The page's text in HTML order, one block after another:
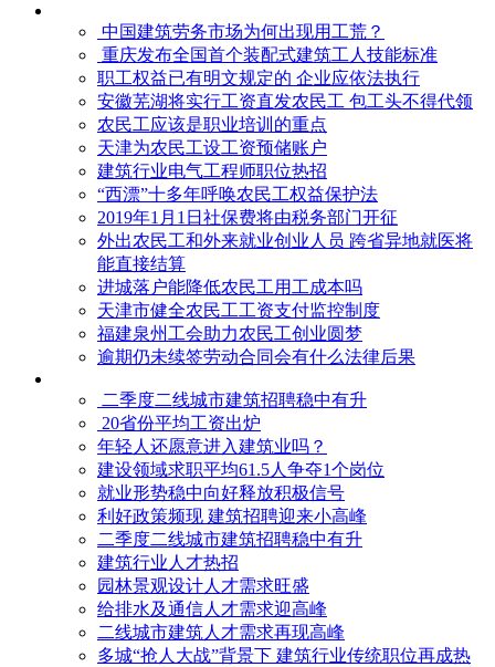
中国建筑劳务市场为何出现用工荒？
重庆发布全国首个装配式建筑工人技能标准
职工权益已有明文规定的 企业应依法执行
安徽芜湖将实行工资直发农民工 包工头不得代领
农民工应该是职业培训的重点
天津为农民工设工资预储账户
建筑行业电气工程师职位热招
“西漂”十多年呼唤农民工权益保护法
2019年1月1日社保费将由税务部门开征
外出农民工和外来就业创业人员 跨省异地就医将
能直接结算
进城落户能降低农民工用工成本吗
天津市健全农民工工资支付监控制度
福建泉州工会助力农民工创业圆梦
逾期仍未续签劳动合同会有什么法律后果
二季度二线城市建筑招聘稳中有升
20省份平均工资出炉
年轻人还愿意进入建筑业吗？
建设领域求职平均61.5人争夺1个岗位
就业形势稳中向好释放积极信号
利好政策频现 建筑招聘迎来小高峰
二季度二线城市建筑招聘稳中有升
建筑行业人才热招
园林景观设计人才需求旺盛
给排水及通信人才需求迎高峰
二线城市建筑人才需求再现高峰
多城“抢人大战”背景下 建筑行业传统职位再成热